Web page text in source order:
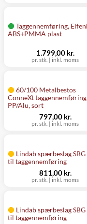
Taggennemføring,
ABS+PMMA plast
pr. stk. | inkl. moms
1.799,00 kr.
60/100 Metalbestos
ConneXt taggennemføring
PP/Alu, sort
pr. stk. | inkl. moms
797,00 kr.
Lindab spærbeslag
til taggennemføring
pr. stk. | inkl. moms
811,00 kr.
Lindab spærbeslag
til taggennemføring